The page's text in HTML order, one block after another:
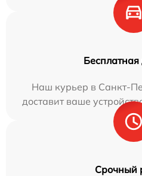
Бесплатная
Наш курьер в Санкт-
доставит ваше
Срочный